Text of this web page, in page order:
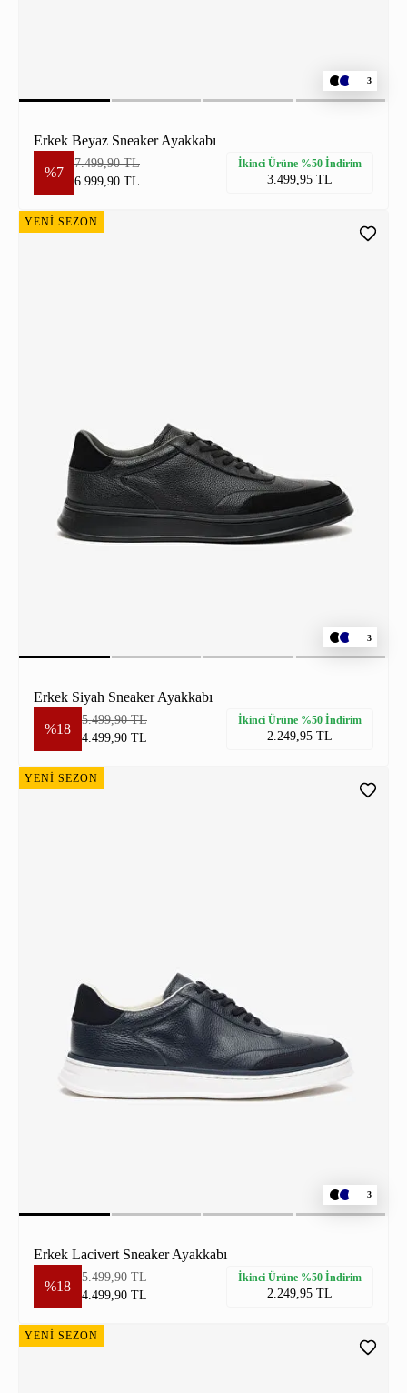
3
Erkek Beyaz Sneaker Ayakkabı
%7
7.499,90 TL
6.999,90 TL
İkinci Ürüne %50 İndirim
3.499,95 TL
YENİ SEZON
3
Erkek Siyah Sneaker Ayakkabı
%18
5.499,90 TL
4.499,90 TL
İkinci Ürüne %50 İndirim
2.249,95 TL
YENİ SEZON
3
Erkek Lacivert Sneaker Ayakkabı
%18
5.499,90 TL
4.499,90 TL
İkinci Ürüne %50 İndirim
2.249,95 TL
YENİ SEZON